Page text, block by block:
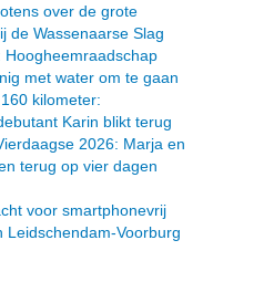
over de grote
de Wassenaarse Slag
Hoogheemraadschap
met water om te gaan
kilometer:
Karin blikt terug
2026: Marja en
terug op vier dagen
voor smartphonevrij
Leidschendam-Voorburg